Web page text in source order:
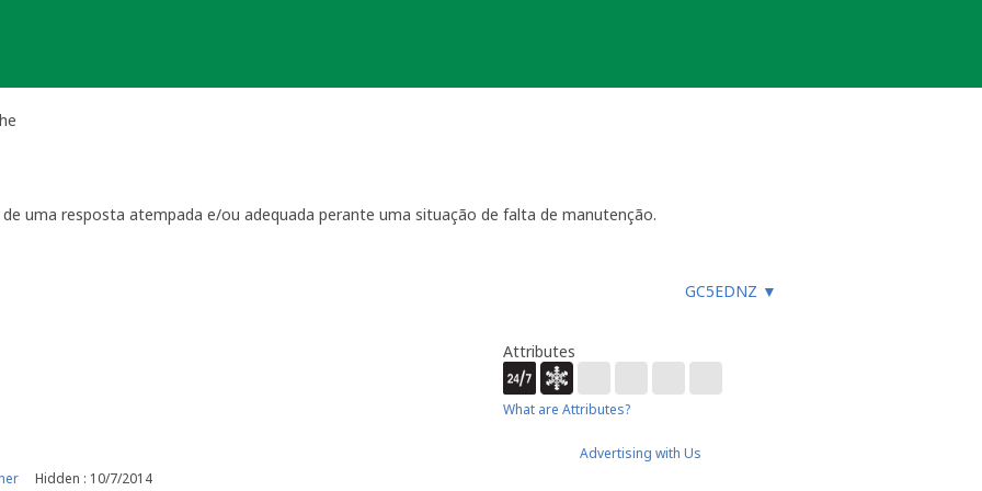
uma resposta atempada e/ou adequada perante uma situação de falta de manutenção.
à sua geocache para assegurar que está tudo em ordem para funcionar, especialmente
com a geocache (desaparecimento, estrago, humidade/infiltrações, etc.), ou faz um registo
temporariamente a sua geocache para que os outros saibam que não devem procurar a
o problema. É-lhe concedido um período razoável de tempo -
geralmente até 4 semanas
sua geocache. Se a geocache não estiver a receber a manutenção necessária ou estiver
um longo período de tempo, poderemos arquivar a página da geocache.
por favor recolha-o a fim de evitar que se torne lixo (geolitter).
de manutenção a sua geocache não poderá ser desarquivada. Caso submeta uma nova será tido em
GC5EDNZ ▼
Hidden : 10/7/2014
Attributes
What are Attributes?
Advertising with Us